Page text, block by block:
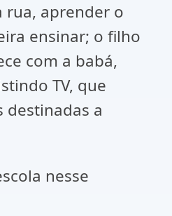
rua, aprender o
ensinar; o filho
com a babá,
TV, que
destinadas a
nesse